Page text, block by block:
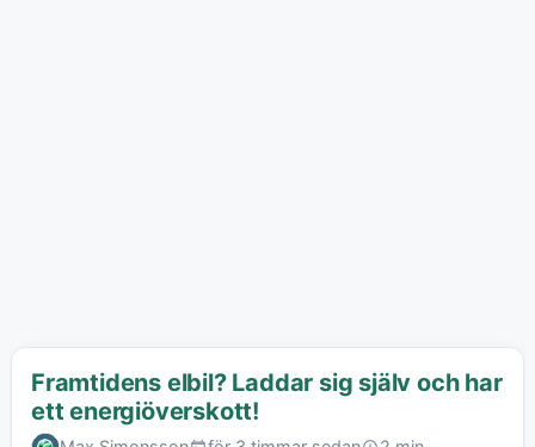
Framtidens elbil? Laddar sig själv och har
ett energiöverskott!